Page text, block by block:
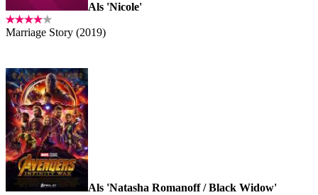
Als 'Nicole'
Marriage Story (2019)
Als 'Natasha Romanoff / Black Widow'